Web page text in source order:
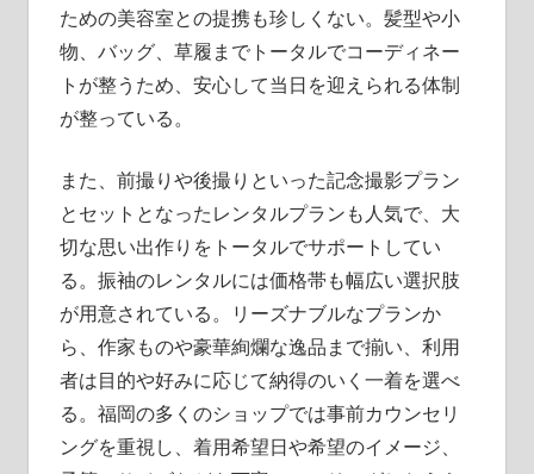
ための美容室との提携も珍しくない。髪型や小
物、バッグ、草履までトータルでコーディネー
トが整うため、安心して当日を迎えられる体制
が整っている。
また、前撮りや後撮りといった記念撮影プラン
とセットとなったレンタルプランも人気で、大
切な思い出作りをトータルでサポートしてい
る。振袖のレンタルには価格帯も幅広い選択肢
が用意されている。リーズナブルなプランか
ら、作家ものや豪華絢爛な逸品まで揃い、利用
者は目的や好みに応じて納得のいく一着を選べ
る。福岡の多くのショップでは事前カウンセリ
ングを重視し、着用希望日や希望のイメージ、